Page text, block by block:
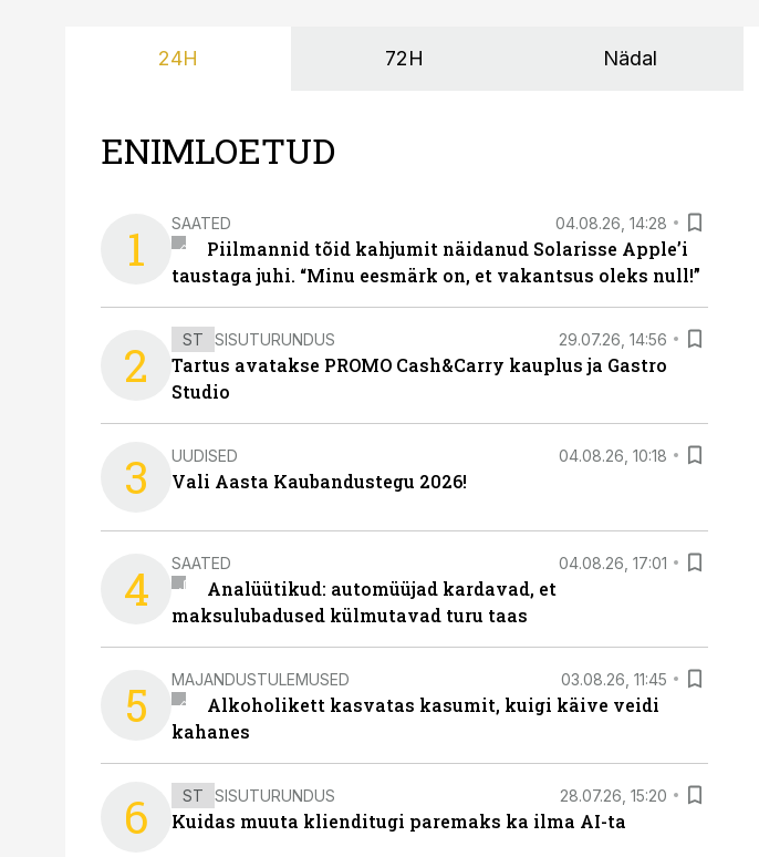
24H 72H Nädal
ENIMLOETUD
1 SAATED 04.08.26, 14:28
Piilmannid tõid kahjumit näidanud Solarisse Apple’i
taustaga juhi. “Minu eesmärk on, et vakantsus oleks null!”
2 ST SISUTURUNDUS 29.07.26, 14:56
Tartus avatakse PROMO Cash&Carry kauplus ja Gastro
Studio
3 UUDISED 04.08.26, 10:18
Vali Aasta Kaubandustegu 2026!
4 SAATED 04.08.26, 17:01
Analüütikud: automüüjad kardavad, et
maksulubadused külmutavad turu taas
5 MAJANDUSTULEMUSED 03.08.26, 11:45
Alkoholikett kasvatas kasumit, kuigi käive veidi
kahanes
6 ST SISUTURUNDUS 28.07.26, 15:20
Kuidas muuta klienditugi paremaks ka ilma AI-ta